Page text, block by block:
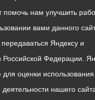
помочь нам улучшить
вами данного
Яндексу и
Федерации.
оценки
нашего